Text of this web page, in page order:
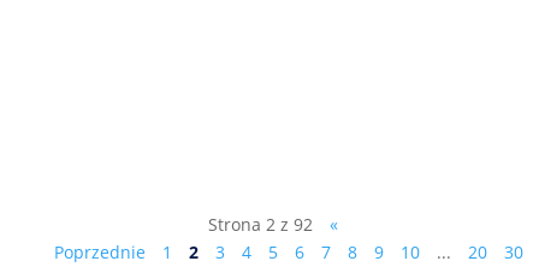
Strona 2 z 92
«
Poprzednie
1 2 3 4 5 6 7 8 9 10 ... 20
30